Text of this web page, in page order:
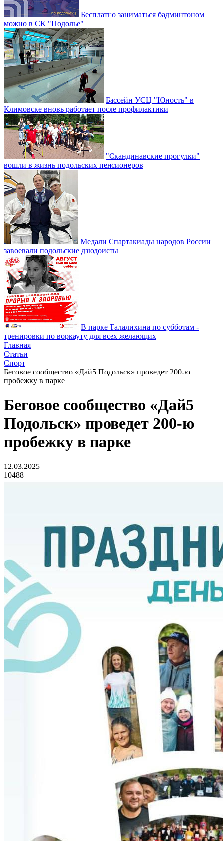
Бесплатно заниматься бадминтоном
можно в СК "Подолье"
Бассейн УСЦ "Юность" в
Климовске вновь работает после профилактики
"Скандинавские прогулки"
вошли в жизнь подольских пенсионеров
Медали Спартакиады народов России
завоевали подольские дзюдоисты
В парке Талалихина по субботам -
тренировки по воркауту для всех желающих
Главная
Статьи
Спорт
Беговое сообщество «Дай5 Подольск» проведет 200-ю
пробежку в парке
Беговое сообщество «Дай5
Подольск» проведет 200-ю
пробежку в парке
12.03.2025
10488